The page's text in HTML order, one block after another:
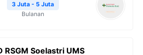
3 Juta - 5 Juta
Bulanan
RSGM Soelastri UMS